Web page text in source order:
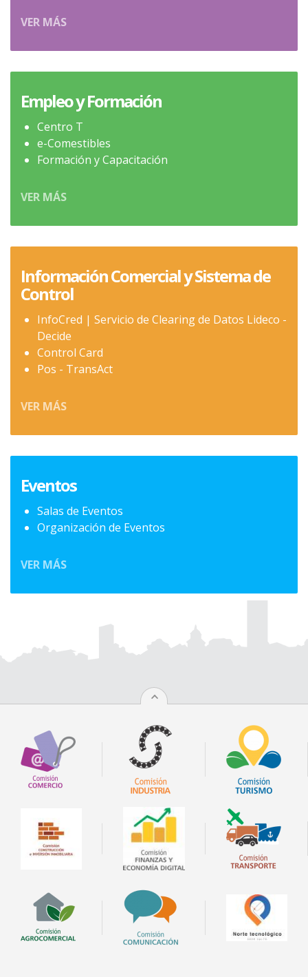
VER MÁS
Empleo y Formación
Centro T
e-Comestibles
Formación y Capacitación
VER MÁS
Información Comercial y Sistema de
Control
InfoCred | Servicio de Clearing de Datos Lideco -
Decide
Control Card
Pos - TransAct
VER MÁS
Eventos
Salas de Eventos
Organización de Eventos
VER MÁS